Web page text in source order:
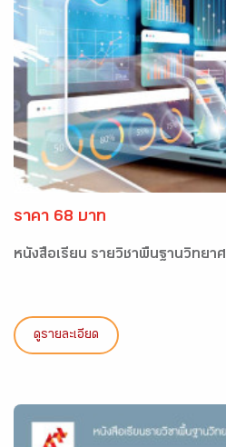
ราคา 68 บาท
หนังสือเรียน รายวิชาพื้นฐานวิทยาศ
ดูรายละเอียด